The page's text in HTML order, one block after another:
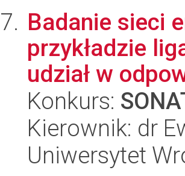
Badanie sieci
przykładzie
udział w
Konkurs:
Kierownik: dr
Uniwersytet